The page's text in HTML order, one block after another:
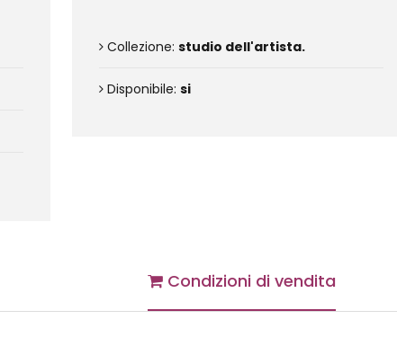
Collezione: studio dell'artista.
Disponibile: si
Condizioni di vendita